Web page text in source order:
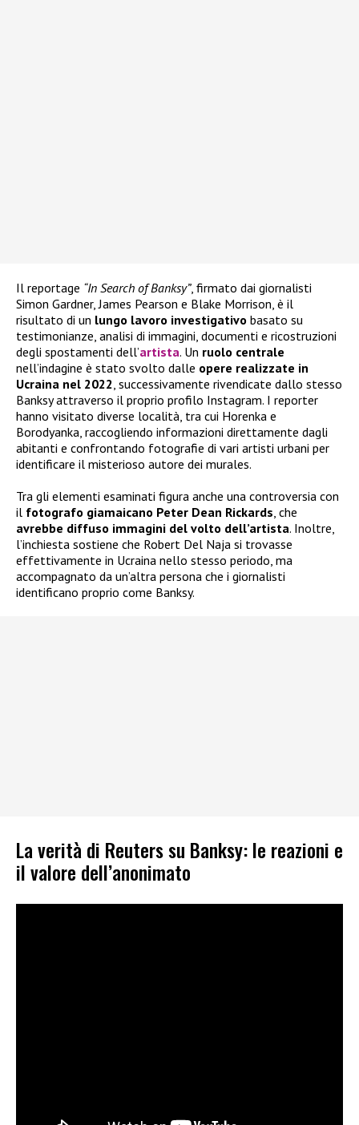
Il reportage “In Search of Banksy”, firmato dai giornalisti
Simon Gardner, James Pearson e Blake Morrison, è il
risultato di un lungo lavoro investigativo basato su
testimonianze, analisi di immagini, documenti e ricostruzioni
degli spostamenti dell’artista. Un ruolo centrale
nell’indagine è stato svolto dalle opere realizzate in
Ucraina nel 2022, successivamente rivendicate dallo stesso
Banksy attraverso il proprio profilo Instagram. I reporter
hanno visitato diverse località, tra cui Horenka e
Borodyanka, raccogliendo informazioni direttamente dagli
abitanti e confrontando fotografie di vari artisti urbani per
identificare il misterioso autore dei murales.
Tra gli elementi esaminati figura anche una controversia con
il fotografo giamaicano Peter Dean Rickards, che
avrebbe diffuso immagini del volto dell’artista. Inoltre,
l’inchiesta sostiene che Robert Del Naja si trovasse
effettivamente in Ucraina nello stesso periodo, ma
accompagnato da un’altra persona che i giornalisti
identificano proprio come Banksy.
La verità di Reuters su Banksy: le reazioni e
il valore dell’anonimato